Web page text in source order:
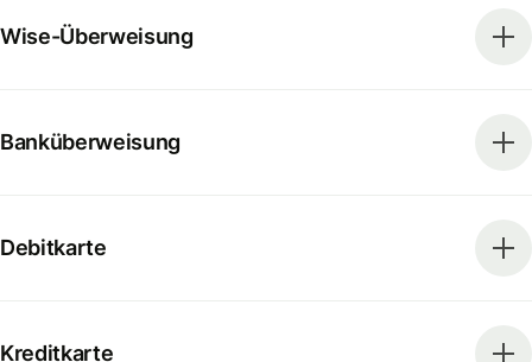
Wise-Überweisung
Banküberweisung
Debitkarte
Kreditkarte